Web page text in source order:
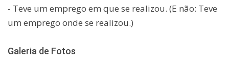
- Teve um emprego em que se realizou. (E não: Teve
um emprego onde se realizou.)
Galeria de Fotos